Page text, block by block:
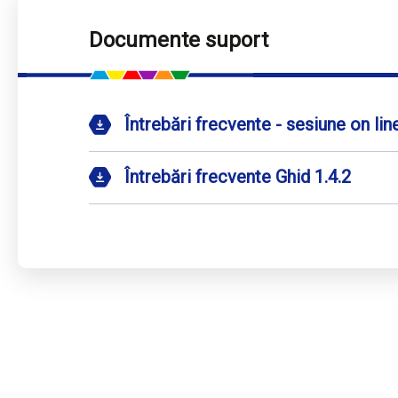
Documente suport
Întrebări frecvente - sesiune on
Întrebări frecvente Ghid 1.4.2